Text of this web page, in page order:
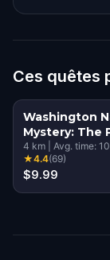
Ces quêtes
Washington
Mystery: The
Time Capsule
4 km Avg. time:
★4.4(69)
$9.99